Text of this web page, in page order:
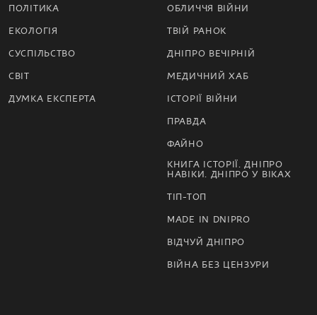
ПОЛІТИКА
ЕКОЛОГІЯ
СУСПІЛЬСТВО
СВІТ
ДУМКА ЕКСПЕРТА
ОБЛИЧЧЯ ВІЙНИ
ТВІЙ РАНОК
ДНІПРО ВЕЧІРНІЙ
МЕДИЧНИЙ ХАБ
ІСТОРІЇ ВІЙНИ
ПРАВДА
ФАЙНО
КНИГА ІСТОРІЇ. ДНІПРО
НАВІКИ. ДНІПРО У ВІКАХ
ТІП-ТОП
MADE IN DNIPRO
ВІДЧУЙ ДНІПРО
ВІЙНА БЕЗ ЦЕНЗУРИ